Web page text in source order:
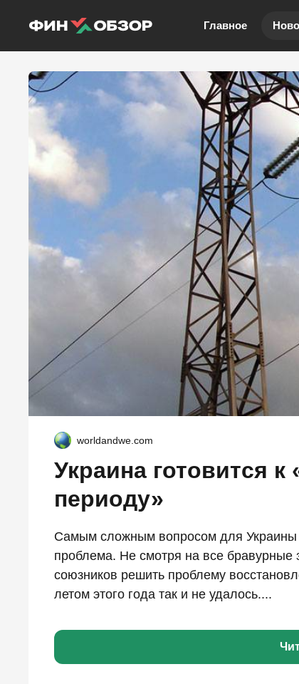
Главное
worldandwe.com
Украина готовится
периоду»
Самым сложным вопросом для Украины
проблема. Не смотря на все бравурные
союзников решить проблему
летом этого года так и не удалось....